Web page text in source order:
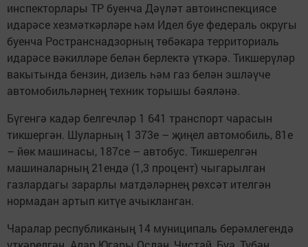
инспекторлары ТР буенча Дәүләт автоинспекциясе
идарәсе хезмәткәрләре һәм Идел буе федераль округы
буенча Ространснадзорның төбәкара территориаль
идарәсе вәкилләре белән берлектә үткәрә. Тикшерүләр
вакытында бензин, дизель һәм газ белән эшләүче
автомобильләрнең техник торышы бәяләнә.
Бүгенгә кадәр белгечләр 1 641 транспорт чарасын
тикшергән. Шуларның 1 373е – җиңел автомобиль, 81е
– йөк машинасы, 187се – автобус. Тикшерелгән
машиналарның 21ендә (1,3 процент) чыгарылган
газлардагы зарарлы матдәләрнең рөхсәт ителгән
нормадан артып китүе ачыкланган.
Чаралар республиканың 14 муниципаль берәмлегендә